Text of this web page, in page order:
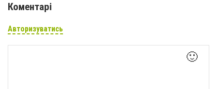
Коментарі
Авторизуватись
🙂